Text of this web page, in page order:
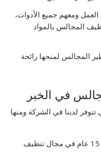
ومعهم جميع الأدوات،
المجالس بالمواد
المجالس لمنحها رائحة
في الخبر
تتوفر لدينا في الشركة ومنها
نمتلك في الشركة خبرة أكثر من 15 عام في مجال تنظيف